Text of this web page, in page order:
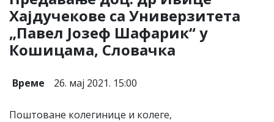
Хајдучекове са Универзитета
„Павел Јозеф Шафарик“ у
Кошицама, Словачка
Време 26. мај 2021. 15:00
Поштоване колегинице и колеге,